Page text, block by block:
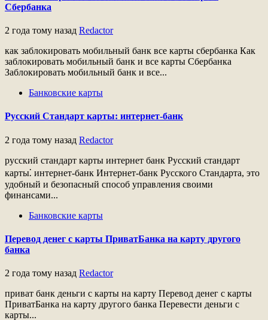
Сбербанка
2 года тому назад Redactor
как заблокировать мобильный банк все карты сбербанка Как
заблокировать мобильный банк и все карты Сбербанка
Заблокировать мобильный банк и все...
Банковские карты
Русский Стандарт карты: интернет-банк
2 года тому назад Redactor
русский стандарт карты интернет банк Русский стандарт
карты⁚ интернет-банк Интернет-банк Русского Стандарта, это
удобный и безопасный способ управления своими
финансами...
Банковские карты
Перевод денег с карты ПриватБанка на карту другого
банка
2 года тому назад Redactor
приват банк деньги с карты на карту Перевод денег с карты
ПриватБанка на карту другого банка Перевести деньги с
карты...